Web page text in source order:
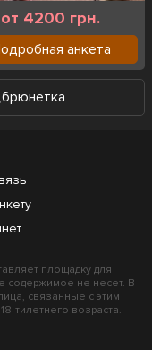
от 4200 грн.
анкета
,брюнетка
площадку для
содержимое не несет. В
связанные с этим
тилетнего возраста.